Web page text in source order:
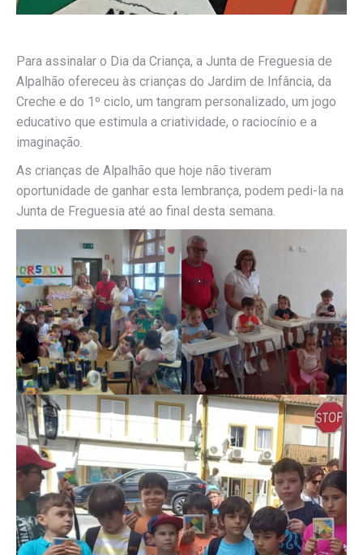
Para assinalar o Dia da Criança, a Junta de Freguesia de
Alpalhão ofereceu às crianças do Jardim de Infância, da
Creche e do 1º ciclo, um tangram personalizado, um jogo
educativo que estimula a criatividade, o raciocínio e a
imaginação.
As crianças de Alpalhão que hoje não tiveram
oportunidade de ganhar esta lembrança, podem pedi-la na
Junta de Freguesia até ao final desta semana.